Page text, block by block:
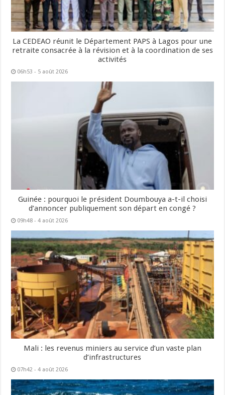
La CEDEAO réunit le Département PAPS à Lagos pour une
retraite consacrée à la révision et à la coordination de ses
activités
06h53 - 5 août 2026
Guinée : pourquoi le président Doumbouya a-t-il choisi
d’annoncer publiquement son départ en congé ?
09h48 - 4 août 2026
Mali : les revenus miniers au service d’un vaste plan
d’infrastructures
07h42 - 4 août 2026